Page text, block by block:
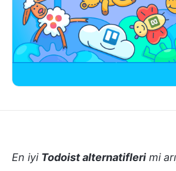
En iyi Todoist alternatifleri mi